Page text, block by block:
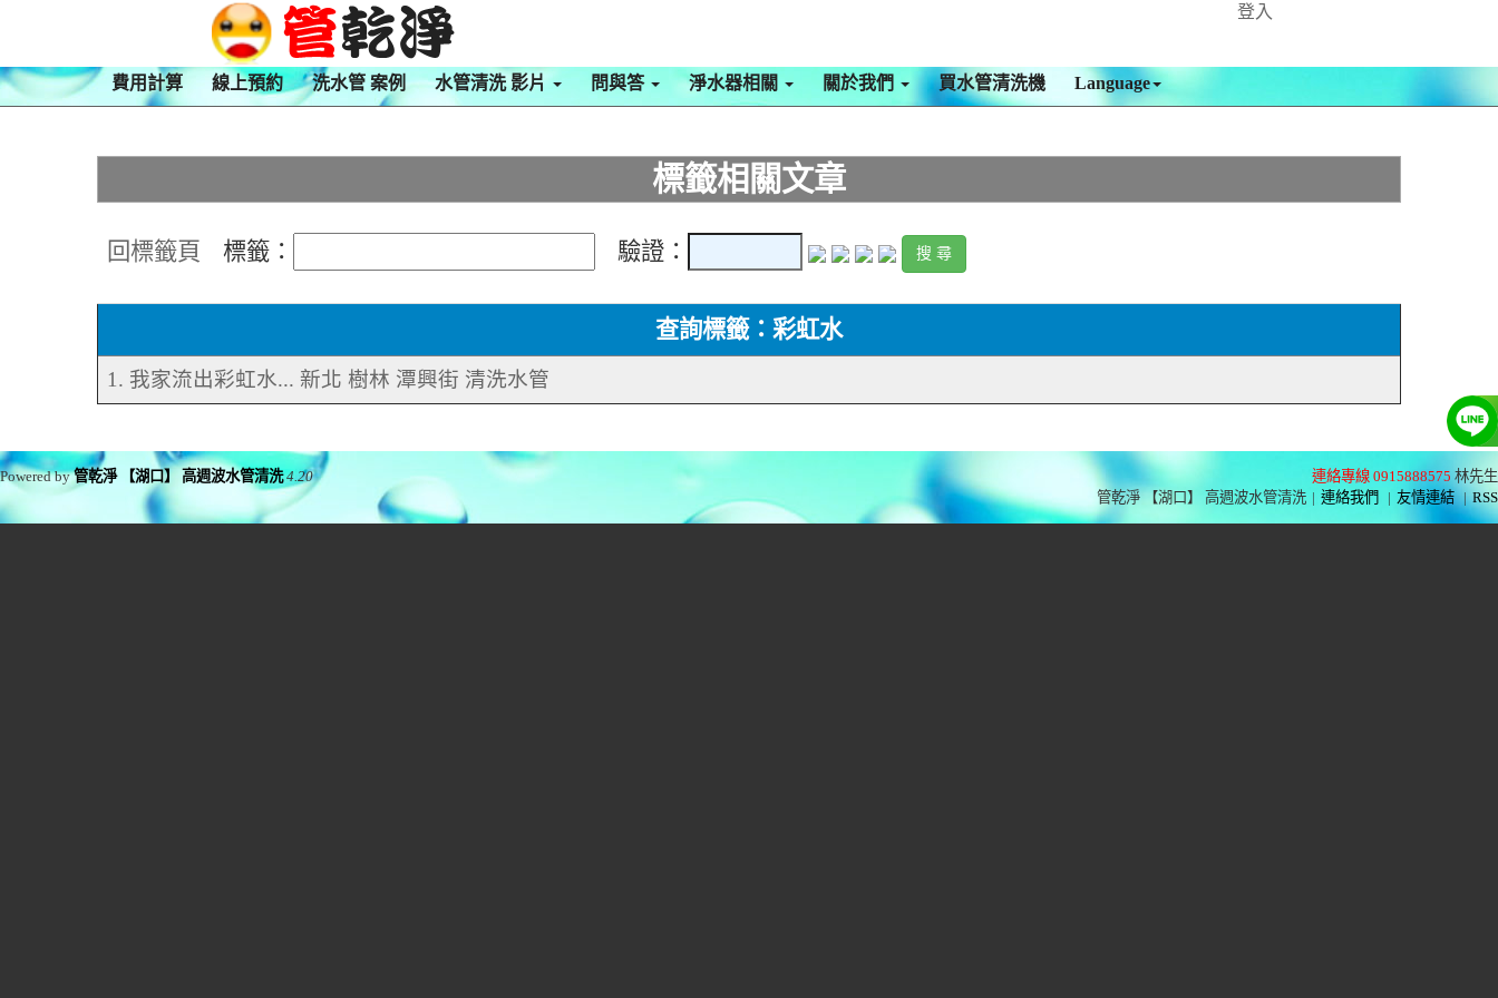
登入
費用計算 線上預約 洗水管 案例 水管清洗 影片 問與答 淨水器相關 關於我們 買水管清洗機 Language
標籤相關文章
回標籤頁 標籤： 驗證：
查詢標籤：彩虹水
1. 我家流出彩虹水... 新北 樹林 潭興街 清洗水管
連絡專線 0915888575 林先生
管乾淨 【湖口】 高週波水管清洗 | 連絡我們 | 友情連結 | RSS
Powered by管乾淨 【湖口】 高週波水管清洗 4.20